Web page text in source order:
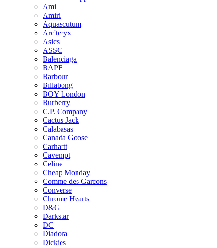
Ami
Amiri
Aquascutum
Arc'teryx
Asics
ASSC
Balenciaga
BAPE
Barbour
Billabong
BOY London
Burberry
C.P. Company
Cactus Jack
Calabasas
Canada Goose
Carhartt
Cavempt
Celine
Cheap Monday
Comme des Garcons
Converse
Chrome Hearts
D&G
Darkstar
DC
Diadora
Dickies